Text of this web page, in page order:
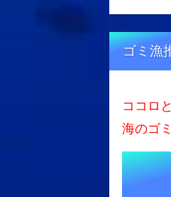
ゴミ漁
ココロ
海のゴ